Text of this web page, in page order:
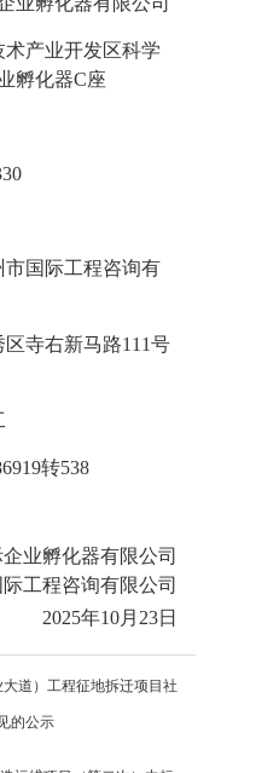
术产业开发区科学
孵化器C座
国际工程咨询有
区寺右新马路111号
转538
业孵化器有限公司
工程咨询有限公司
2025年10月 23日
道）工程征地拆迁项目社
的公示